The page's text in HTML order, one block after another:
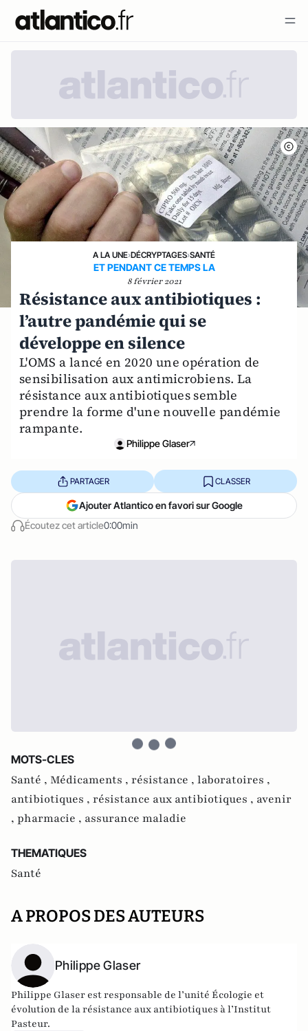
A LA UNE›DÉCRYPTAGES›SANTÉ
ET PENDANT CE TEMPS LA
8 février 2021
Résistance aux antibiotiques :
l’autre pandémie qui se
développe en silence
L'OMS a lancé en 2020 une opération de
sensibilisation aux antimicrobiens. La
résistance aux antibiotiques semble
prendre la forme d'une nouvelle pandémie
rampante.
Philippe Glaser
Écoutez cet article0:00min
PARTAGER CLASSER
Ajouter Atlantico en favori sur Google
MOTS-CLES
Santé , Médicaments , résistance , laboratoires ,
antibiotiques , résistance aux antibiotiques , avenir
, pharmacie , assurance maladie
THEMATIQUES
Santé
A PROPOS DES AUTEURS
Philippe Glaser
Philippe Glaser est responsable de l’unité Écologie et
évolution de la résistance aux antibiotiques à l’Institut
Pasteur.